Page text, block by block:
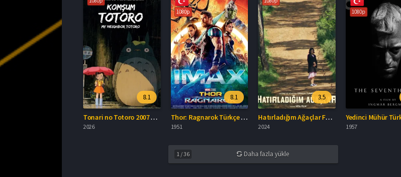
8.1
Tonari no Totoro 2007 Full İzle
2026
1080p
8.1
Thor: Ragnarok Türkçe Dublaj İzle
1951
3.5
Hatırladığım Ağaçlar Full HD İzle
2024
1080p
1957
1 /36 Daha fazla yükle